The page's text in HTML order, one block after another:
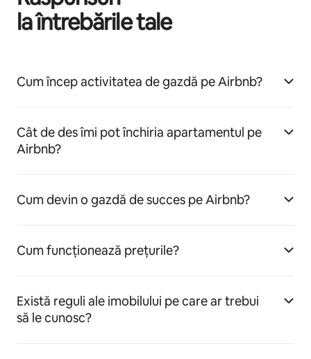
la întrebările tale
Cum încep activitatea de gazdă pe Airbnb?
Cât de des îmi pot închiria apartamentul pe
Airbnb?
Cum devin o gazdă de succes pe Airbnb?
Cum funcționează prețurile?
Există reguli ale imobilului pe care ar trebui
să le cunosc?